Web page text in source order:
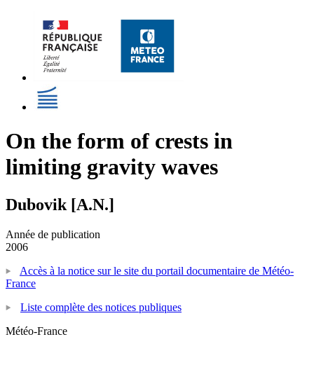
On the form of crests in
limiting gravity waves
Dubovik [A.N.]
Année de publication
2006
Accès à la notice sur le site du portail documentaire de Météo-
France
Liste complète des notices publiques
Météo-France